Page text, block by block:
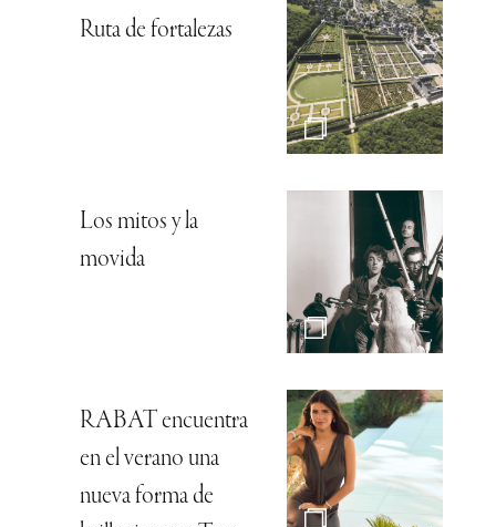
Ruta de fortalezas
Los mitos y la
movida
RABAT encuentra
en el verano una
nueva forma de